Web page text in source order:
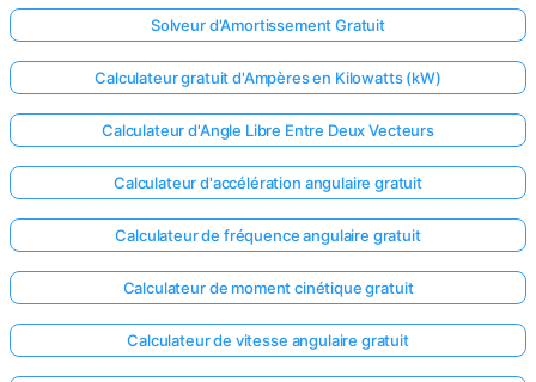
Solveur d'Amortissement Gratuit
Calculateur gratuit d'Ampères en Kilowatts (kW)
Calculateur d'Angle Libre Entre Deux Vecteurs
Calculateur d'accélération angulaire gratuit
Calculateur de fréquence angulaire gratuit
Calculateur de moment cinétique gratuit
Calculateur de vitesse angulaire gratuit